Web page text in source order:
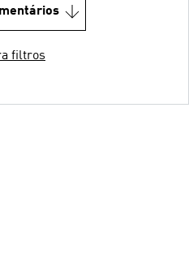
filtros